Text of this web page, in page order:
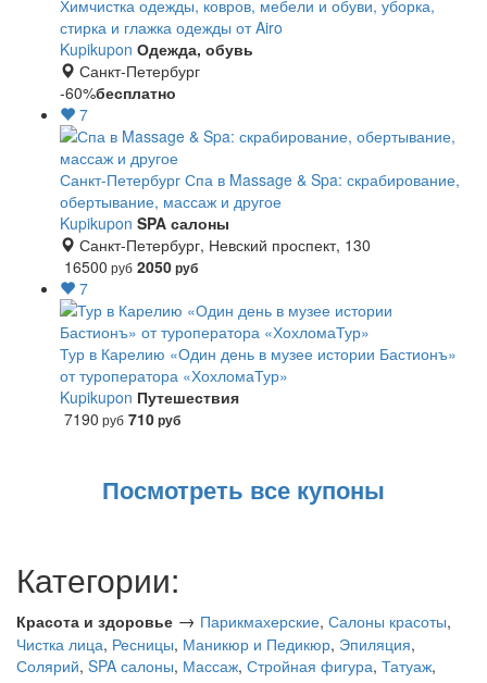
Химчистка одежды, ковров, мебели и обуви, уборка,
стирка и глажка одежды от Airo
Kupikupon Одежда, обувь
Санкт-Петербург
-60%бесплатно
7
Санкт-Петербург Спа в Massage & Spa: скрабирование,
обертывание, массаж и другое
Kupikupon SPA салоны
Санкт-Петербург, Невский проспект, 130
16500 руб 2050руб
7
Тур в Карелию «Один день в музее истории Бастионъ»
от туроператора «ХохломаТур»
Kupikupon Путешествия
7190 руб 710руб
Посмотреть все купоны
Категории:
Красота и здоровье → Парикмахерские, Салоны красоты,
Чистка лица, Ресницы, Маникюр и Педикюр, Эпиляция,
Солярий, SPA салоны, Массаж, Стройная фигура, Татуаж,